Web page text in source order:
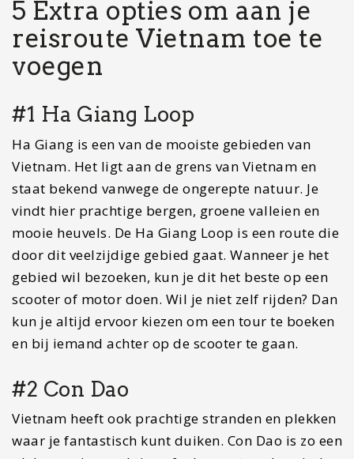
Vietnam heeft ook prachtige stranden en plekken
waar je fantastisch kunt duiken. Con Dao is zo een
Het is nog een ontzettend rustig gebied en er zijn
genieten van de rust, kom dan naar dit plekjes
waar je nog het authentieke vissersleven kunt
ervaren.
#3 Mai Chau
Mai Chau wordt ook wel als het broertje van Sapa
gezien. Veel reizigers die vinden dat Sapa te ver
weg ligt, brengen een bezoekje aan Mai Chau.
Mai Chau is een van de mooiste valleien in heel
Vietnam. Je loopt of fietst hier tussen de
prachtige rijstvelden. Mai Chau zelf is de
#4 Cao Bang
Ben jij dol op watervallen? Dan mag je de